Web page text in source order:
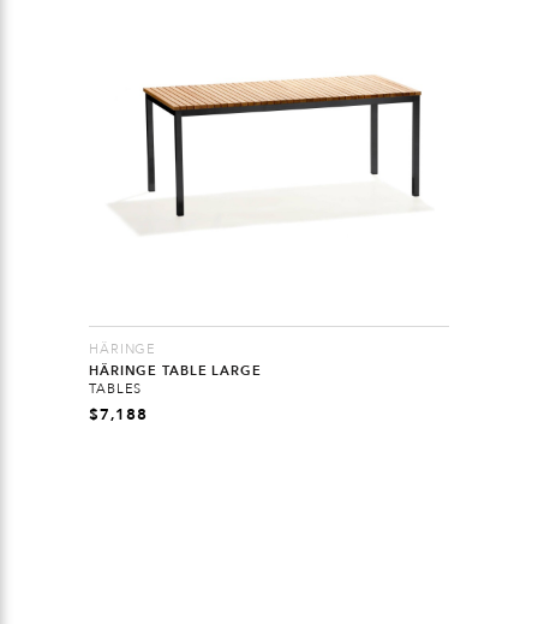
HÄRINGE
HÄRINGE TABLE LARGE
TABLES
$7,188